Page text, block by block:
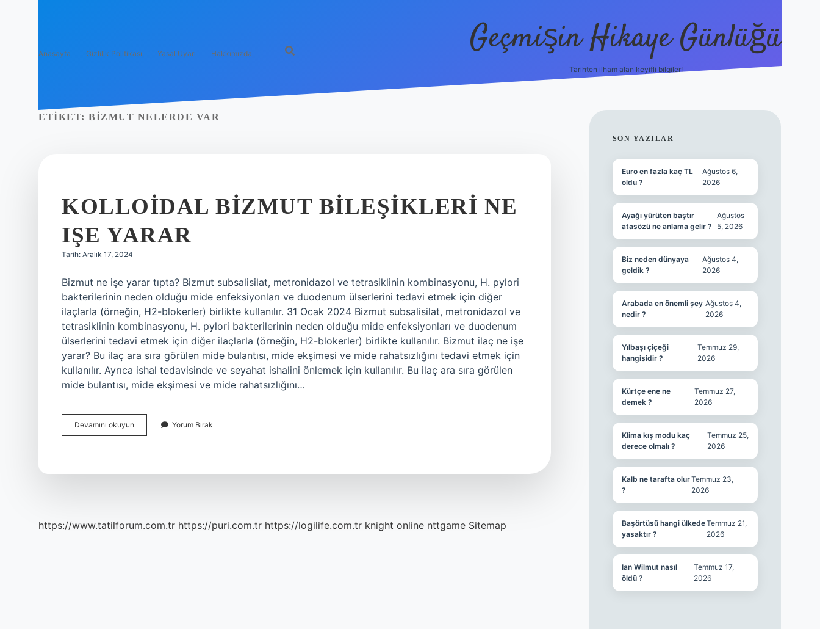
Anasayfa Gizlilik Politikası Yasal Uyarı Hakkımızda Geçmişin Hikaye Günlüğü
Tarihten ilham alan keyifli bilgiler!
ETIKET: BIZMUT NELERDE VAR
KOLLOIDAL BIZMUT BILEŞIKLERI NE
IŞE YARAR
Tarih: Aralık 17, 2024
Bizmut ne işe yarar tıpta? Bizmut subsalisilat, metronidazol ve tetrasiklinin kombinasyonu, H. pylori
bakterilerinin neden olduğu mide enfeksiyonları ve duodenum ülserlerini tedavi etmek için diğer
ilaçlarla (örneğin, H2-blokerler) birlikte kullanılır. 31 Ocak 2024 Bizmut subsalisilat, metronidazol ve
tetrasiklinin kombinasyonu, H. pylori bakterilerinin neden olduğu mide enfeksiyonları ve duodenum
ülserlerini tedavi etmek için diğer ilaçlarla (örneğin, H2-blokerler) birlikte kullanılır. Bizmut ilaç ne işe
yarar? Bu ilaç ara sıra görülen mide bulantısı, mide ekşimesi ve mide rahatsızlığını tedavi etmek için
kullanılır. Ayrıca ishal tedavisinde ve seyahat ishalini önlemek için kullanılır. Bu ilaç ara sıra görülen
mide bulantısı, mide ekşimesi ve mide rahatsızlığını…
Devamını okuyun Kolloidal
Bizmut
Yorum Bırak
https://www.tatilforum.com.tr https://puri.com.tr https://logilife.com.tr knight online nttgame Sitemap
SIDEBAR
SON YAZILAR
Euro en fazla kaç TL
oldu ?
Ağustos 6,
2026
Ayağı yürüten baştır
atasözü ne anlama gelir ?
Ağustos
5, 2026
Biz neden dünyaya
geldik ?
Ağustos 4,
2026
Arabada en önemli şey
nedir ?
Ağustos 4,
2026
Yılbaşı çiçeği
hangisidir ?
Temmuz 29,
2026
Kürtçe ene ne
demek ?
Temmuz 27,
2026
Klima kış modu kaç
derece olmalı ?
Temmuz 25,
2026
Kalb ne tarafta olur
?
Temmuz 23,
2026
Başörtüsü hangi ülkede
yasaktır ?
Temmuz 21,
2026
Ian Wilmut nasıl
öldü ?
Temmuz 17,
2026
betbox giriş